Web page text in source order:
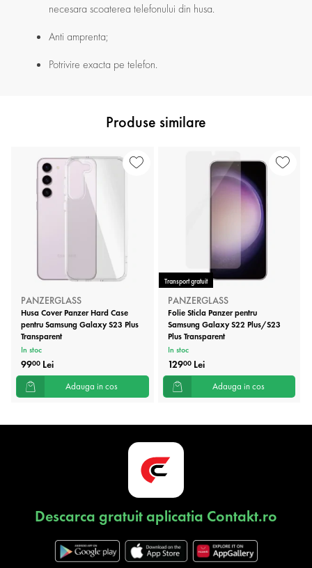
necesara scoaterea telefonului din husa.
Anti amprenta;
Potrivire exacta pe telefon.
Produse similare
PANZERGLASS
Husa Cover Panzer Hard Case
pentru Samsung Galaxy S23 Plus
Transparent
In stoc
9900 Lei
Adauga in cos
Transport gratuit
PANZERGLASS
Folie Sticla Panzer pentru
Samsung Galaxy S22 Plus/S23
Plus Transparent
In stoc
12900Lei
Adauga in cos
Descarca gratuit aplicatia Contakt.ro